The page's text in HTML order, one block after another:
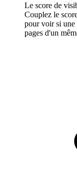
Le score de
Couplez le
pour voir si une
pages d'un